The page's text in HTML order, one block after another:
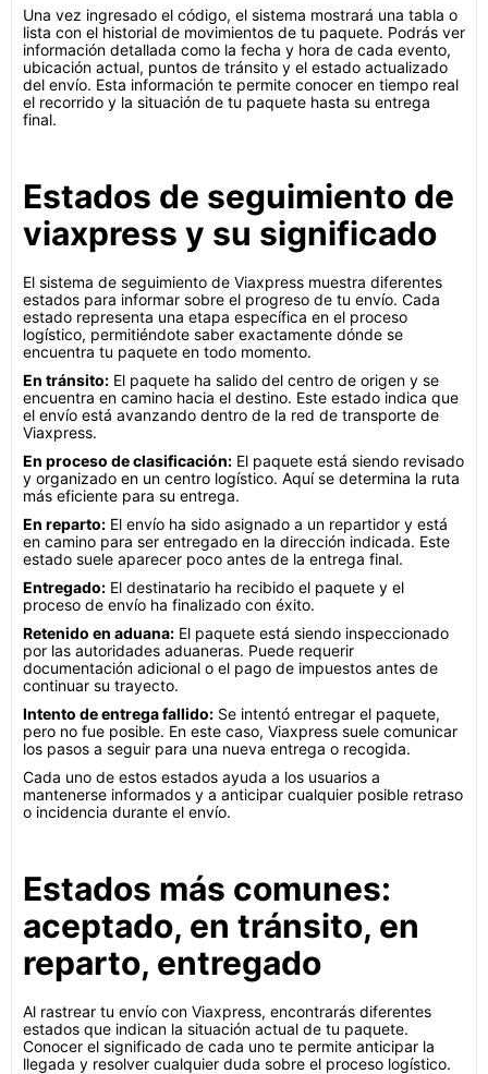
Una vez ingresado el código, el sistema mostrará una tabla o
lista con el historial de movimientos de tu paquete. Podrás ver
información detallada como la fecha y hora de cada evento,
ubicación actual, puntos de tránsito y el estado actualizado
del envío. Esta información te permite conocer en tiempo real
el recorrido y la situación de tu paquete hasta su entrega
final.
Estados de seguimiento de
viaxpress y su significado
El sistema de seguimiento de Viaxpress muestra diferentes
estados para informar sobre el progreso de tu envío. Cada
estado representa una etapa específica en el proceso
logístico, permitiéndote saber exactamente dónde se
encuentra tu paquete en todo momento.
En tránsito: El paquete ha salido del centro de origen y se
encuentra en camino hacia el destino. Este estado indica que
el envío está avanzando dentro de la red de transporte de
Viaxpress.
En proceso de clasificación: El paquete está siendo revisado
y organizado en un centro logístico. Aquí se determina la ruta
más eficiente para su entrega.
En reparto: El envío ha sido asignado a un repartidor y está
en camino para ser entregado en la dirección indicada. Este
estado suele aparecer poco antes de la entrega final.
Entregado: El destinatario ha recibido el paquete y el
proceso de envío ha finalizado con éxito.
Retenido en aduana: El paquete está siendo inspeccionado
por las autoridades aduaneras. Puede requerir
documentación adicional o el pago de impuestos antes de
continuar su trayecto.
Intento de entrega fallido: Se intentó entregar el paquete,
pero no fue posible. En este caso, Viaxpress suele comunicar
los pasos a seguir para una nueva entrega o recogida.
Cada uno de estos estados ayuda a los usuarios a
mantenerse informados y a anticipar cualquier posible retraso
o incidencia durante el envío.
Estados más comunes:
aceptado, en tránsito, en
reparto, entregado
Al rastrear tu envío con Viaxpress, encontrarás diferentes
estados que indican la situación actual de tu paquete.
Conocer el significado de cada uno te permite anticipar la
llegada y resolver cualquier duda sobre el proceso logístico.